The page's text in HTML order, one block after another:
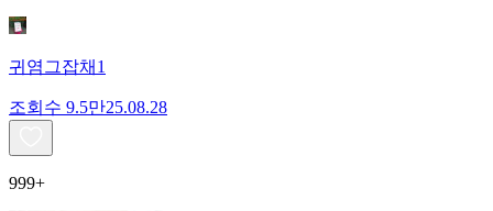
귀염그잡채1
조회수 9.5만25.08.28
999+